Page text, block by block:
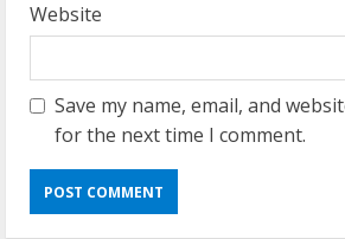
Website
Save my name, email, and
for the next time I comment.